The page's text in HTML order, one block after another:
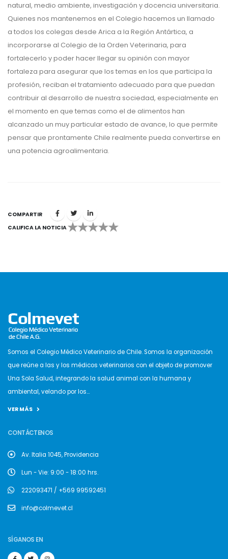
natural, medio ambiente, investigación y docencia universitaria.
Quienes nos mantenemos en el Colegio hacemos un llamado
a todos los colegas desde Arica a la Región Antártica, a
incorporarse al Colegio de la Orden Veterinaria, para
fortalecerlo y poder hacer llegar su opinión con mayor
fortaleza para asegurar que los temas en los que participa la
profesión, reciban el tratamiento adecuado para que puedan
contribuir al desarrollo de nuestra sociedad, especialmente en
el momento en que temas como el de alimentos han
alcanzado un muy particular estado de avance, lo que permite
pensar que prontamente Chile realmente pueda convertirse en
una potencia agroalimentaria.
COMPARTIR
CALIFICA LA NOTICIA
1 2 3 4 5
Somos el Colegio Médico Veterinario de Chile. Somos la organización
que reúne a las y los médicos veterinarios con el objeto de promover
Una Sola Salud, integrando la salud animal con la humana y
ambiental, velando por los...
VER MÁS
CONTÁCTENOS
Av. Italia 1045, Providencia
Lun - Vie: 9:00 - 18:00 hrs.
222093471 / +569 99592451
info@colmevet.cl
SÍGANOS EN